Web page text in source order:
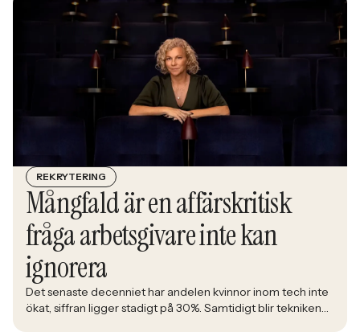
rätt kompetens förändras räcker det inte längre att säga
att alla är välkomna. Arbetsgivare behöver kunna visa vad
det betyder i praktiken.
REKRYTERING
Mångfald är en affärskritisk
fråga arbetsgivare inte kan
ignorera
Det senaste decenniet har andelen kvinnor inom tech inte
ökat, siffran ligger stadigt på 30%. Samtidigt blir tekniken